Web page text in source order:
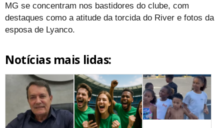
MG se concentram nos bastidores do clube, com
destaques como a atitude da torcida do River e fotos da
esposa de Lyanco.
Notícias mais lidas: